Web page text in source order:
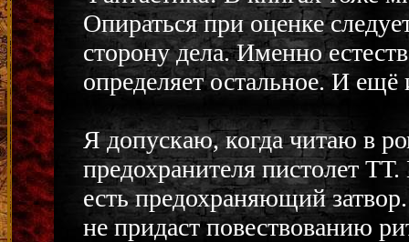
Опираться при оценке
сторону дела. Именно
определяет остальное. И ещё
Я допускаю, когда читаю в
предохранителя пистолет
есть предохраняющий
не придаст повествованию